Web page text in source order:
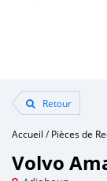
Retour
Accueil /Pièces de
Volvo